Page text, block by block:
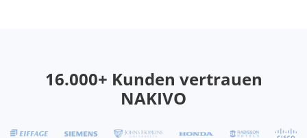
16.000+ Kunden vertrauen
NAKIVO